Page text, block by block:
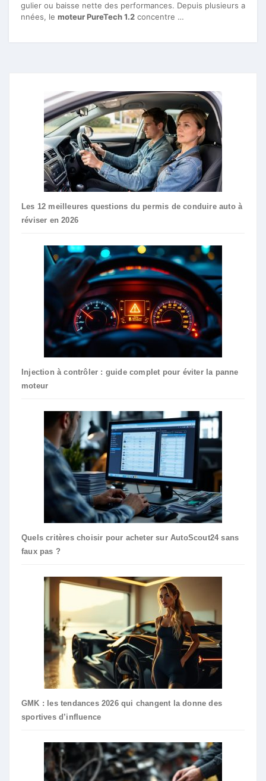
gulier ou baisse nette des performances. Depuis plusieurs a
nnées, le moteur PureTech 1.2 concentre …
Les 12 meilleures questions du permis de conduire auto à
réviser en 2026
Injection à contrôler : guide complet pour éviter la panne
moteur
Quels critères choisir pour acheter sur AutoScout24 sans
faux pas ?
GMK : les tendances 2026 qui changent la donne des
sportives d’influence